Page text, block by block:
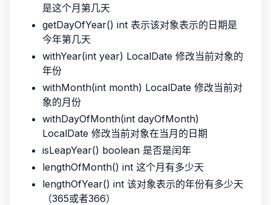
是这个月第几天
getDayOfYear() int 表示该对象表示的日期是
今年第几天
withYear(int year) LocalDate 修改当前对象的
年份
withMonth(int month) LocalDate 修改当前对
象的月份
withDayOfMonth(int dayOfMonth)
LocalDate 修改当前对象在当月的日期
isLeapYear() boolean 是否是闰年
lengthOfMonth() int 这个月有多少天
lengthOfYear() int 该对象表示的年份有多少天
（365或者366）